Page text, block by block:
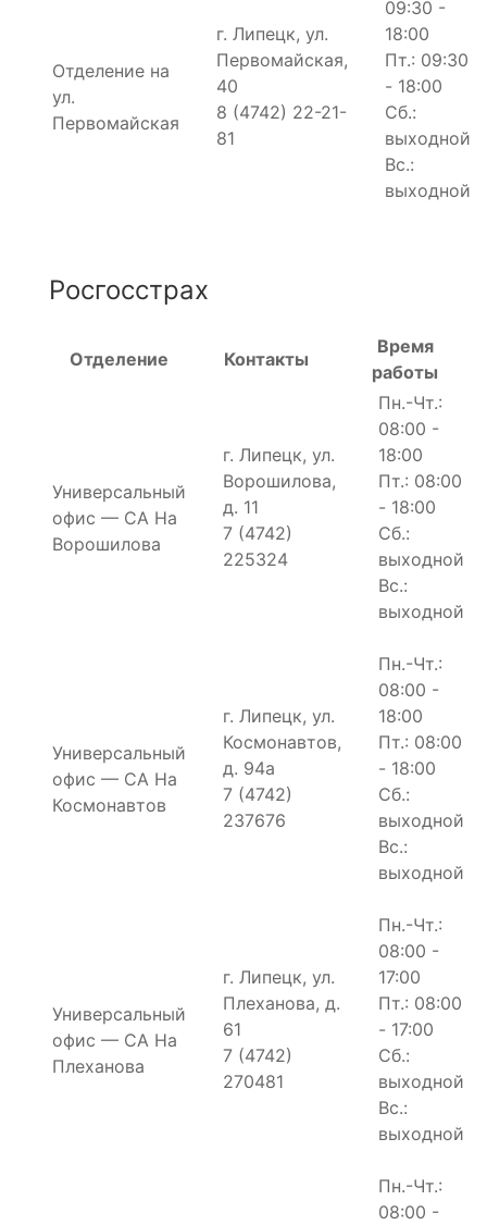
Отделение на
ул.
Первомайская
г. Липецк, ул.
Первомайская,
40
8 (4742) 22-21-
81
09:30 -
18:00
Пт.: 09:30
- 18:00
Сб.:
выходной
Вс.:
выходной
Росгосстрах
Отделение Контакты
Время
работы
Универсальный
офис — СА На
Ворошилова
г. Липецк, ул.
Ворошилова,
д. 11
7 (4742)
225324
Пн.-Чт.:
08:00 -
18:00
Пт.: 08:00
- 18:00
Сб.:
выходной
Вс.:
выходной
Универсальный
офис — СА На
Космонавтов
г. Липецк, ул.
Космонавтов,
д. 94а
7 (4742)
237676
Пн.-Чт.:
08:00 -
18:00
Пт.: 08:00
- 18:00
Сб.:
выходной
Вс.:
выходной
Универсальный
офис — СА На
Плеханова
г. Липецк, ул.
Плеханова, д.
61
7 (4742)
270481
Пн.-Чт.:
08:00 -
17:00
Пт.: 08:00
- 17:00
Сб.:
выходной
Вс.:
выходной
Пн.-Чт.:
08:00 -